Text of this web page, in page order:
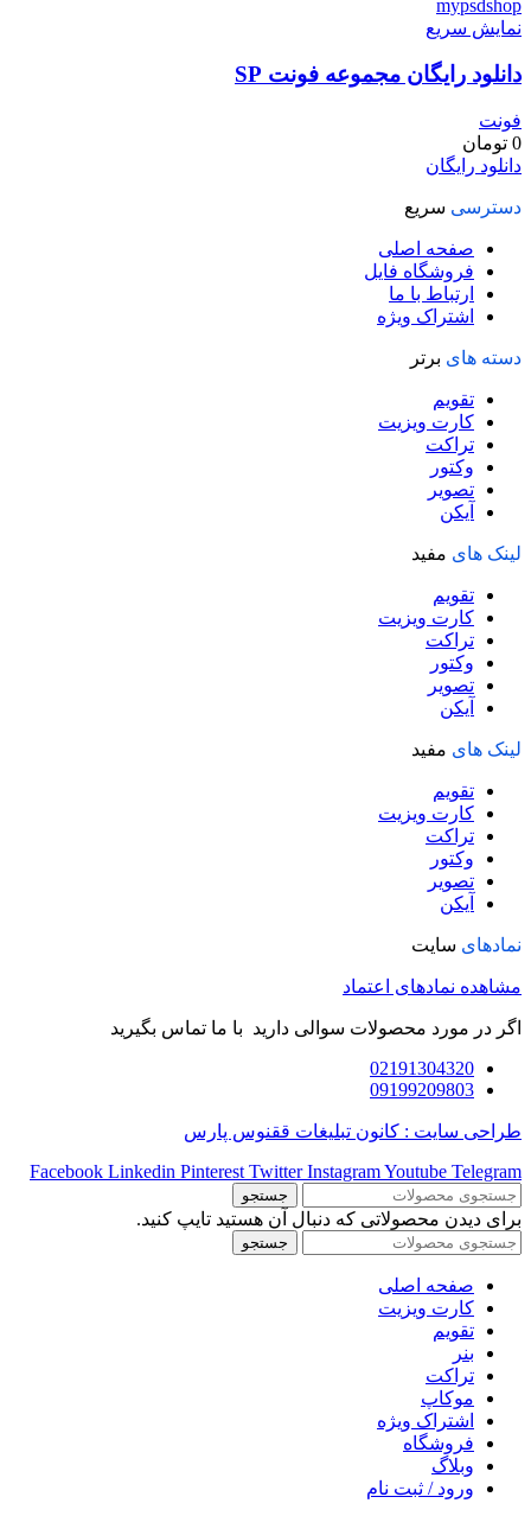
نمایش سریع
دانلود رایگان مجموعه فونت SP
فونت
0 تومان
دانلود رایگان
دسترسی سریع
صفحه اصلی
فروشگاه فایل
ارتباط با ما
اشتراک ویژه
دسته های برتر
تقویم
کارت ویزیت
تراکت
وکتور
تصویر
آیکن
لینک های مفید
تقویم
کارت ویزیت
تراکت
وکتور
تصویر
آیکن
لینک های مفید
تقویم
کارت ویزیت
تراکت
وکتور
تصویر
آیکن
نمادهای سایت
مشاهده نمادهای اعتماد
اگر در مورد محصولات سوالی دارید با ما تماس بگیرید
02191304320
09199209803
طراحی سایت : کانون تبلیغات ققنوس پارس
Facebook Linkedin Pinterest Twitter InstagramYoutube Telegram
جستجو
برای دیدن محصولاتی که دنبال آن هستید تایپ کنید.
جستجو
صفحه اصلی
کارت ویزیت
تقویم
بنر
تراکت
موکاپ
اشتراک ویژه
فروشگاه
وبلاگ
ورود / ثبت نام